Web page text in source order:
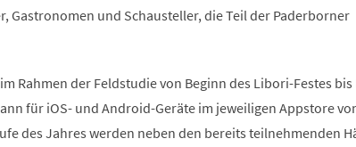
Gastronomen und Schausteller, die Teil der Paderborner
Rahmen der Feldstudie von Beginn des Libori-Festes bis
für iOS- und Android-Geräte im jeweiligen Appstore
des Jahres werden neben den bereits teilnehmenden